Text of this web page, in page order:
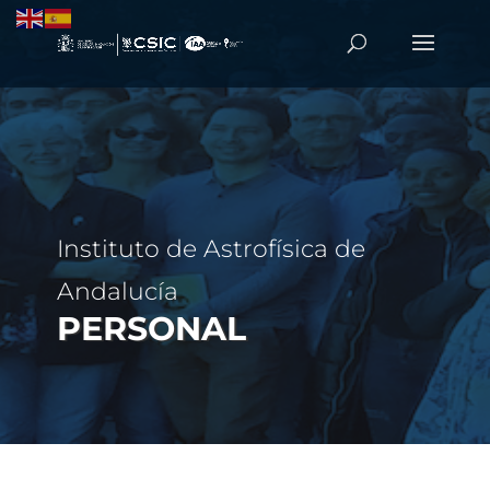
Instituto de Astrofísica de
Andalucía
PERSONAL